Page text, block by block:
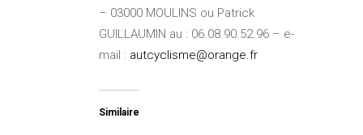
– 03000 MOULINS ou Patrick
GUILLAUMIN au : 06.08.90.52.96 – e-
mail : autcyclisme@orange.fr
Similaire